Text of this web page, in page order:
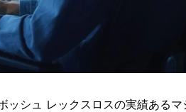
ッシュ レックスロスの実績ある